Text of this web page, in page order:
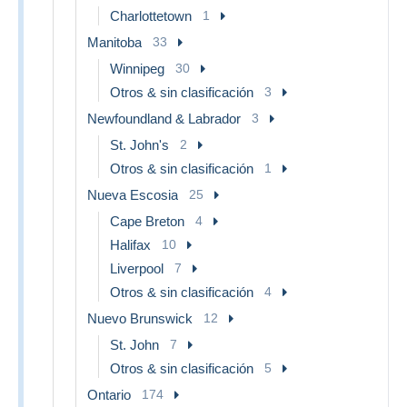
Charlottetown 1
Manitoba 33
Winnipeg 30
Otros & sin clasificación 3
Newfoundland & Labrador 3
St. John's 2
Otros & sin clasificación 1
Nueva Escosia 25
Cape Breton 4
Halifax 10
Liverpool 7
Otros & sin clasificación 4
Nuevo Brunswick 12
St. John 7
Otros & sin clasificación 5
Ontario 174